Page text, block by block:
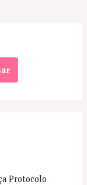
Protocolo